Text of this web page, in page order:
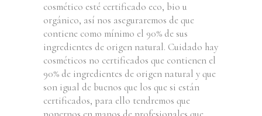
cosmético esté certificado eco, bio u
orgánico, así nos aseguraremos de que
contiene como mínimo el 90% de sus
ingredientes de origen natural. Cuidado hay
cosméticos no certificados que contienen el
90% de ingredientes de origen natural y que
son igual de buenos que los que si están
certificados, para ello tendremos que